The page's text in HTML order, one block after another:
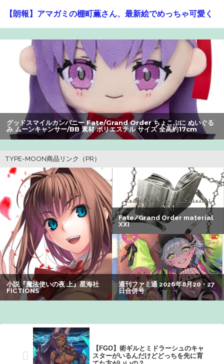
【朗報】アマガミの棚町薫さん、最新絵でめっちゃ可愛く
なる：26/08/03のニュース
【画像】X女子「ガチでこういう彼氏欲しくて息できん」
2000万バズ
【悲報】Z世代の身長低下の理由、ついに判明かｗｗｗｗ：
26/08/02のニュース
【訃報】人気Vtuberの犬、19歳で死去
【画像】瀬戸環奈（セトカン）さん、ティファのコスプレ
息子のオニーを発見したワイの嫁、全ての対応を間違えて
しまう…
【懐古】ネット流行語2007年、ヤバすぎてワロッタァｗｗ
ｗｗ ：26/07/31のニュース
【画像】『To LOVEる』のアクキー、不評だった理由が明
確すぎる
【速報】"見せブラ"女神、現る
【爆笑】最近のオスガキ、名前がダサすぎるｗｗｗｗ ：
26/08/05のニュース
グッドスマイルカンパニー Fate/Grand Order ちょこぷに ぬいぐる
み ムーンキャンサー/BB 素材 ポリエステル サイズ 全高約17cm
【FGO】術ギルとミドラーシュのキャ
スターがいるんだけどどっちを先に育